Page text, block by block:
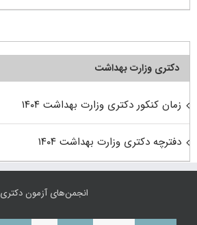
دکتری وزارت بهداشت
زمان کنکور دکتری وزارت بهداشت ۱۴۰۴
دفترچه دکتری وزارت بهداشت ۱۴۰۴
انجمن‌های آزمون دکتری